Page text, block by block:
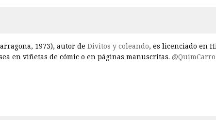
1973), autor de Divitos y coleando, es licenciado en
en viñetas de cómic o en páginas manuscritas. @QuimCarro